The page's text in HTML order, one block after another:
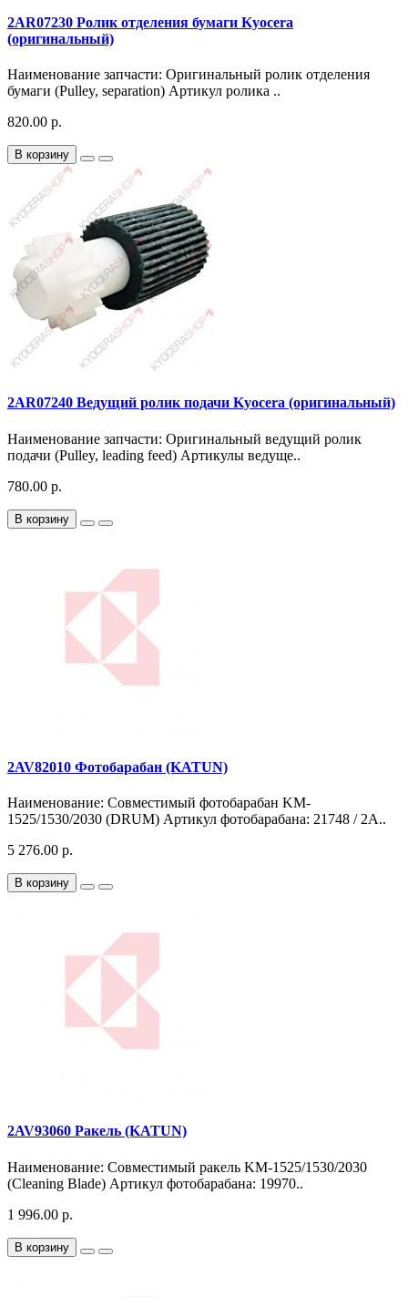
2AR07230 Ролик отделения бумаги Kyocera
(оригинальный)
Наименование запчасти: Оригинальный ролик отделения
бумаги (Pulley, separation) Артикул ролика ..
820.00 р.
В корзину
2AR07240 Ведущий ролик подачи Kyocera (оригинальный)
Наименование запчасти: Оригинальный ведущий ролик
подачи (Pulley, leading feed) Артикулы ведуще..
780.00 р.
В корзину
2AV82010 Фотобарабан (KATUN)
Наименование: Совместимый фотобарабан KM-
1525/1530/2030 (DRUM) Артикул фотобарабана: 21748 / 2A..
5 276.00 р.
В корзину
2AV93060 Ракель (KATUN)
Наименование: Совместимый ракель KM-1525/1530/2030
(Cleaning Blade) Артикул фотобарабана: 19970..
1 996.00 р.
В корзину